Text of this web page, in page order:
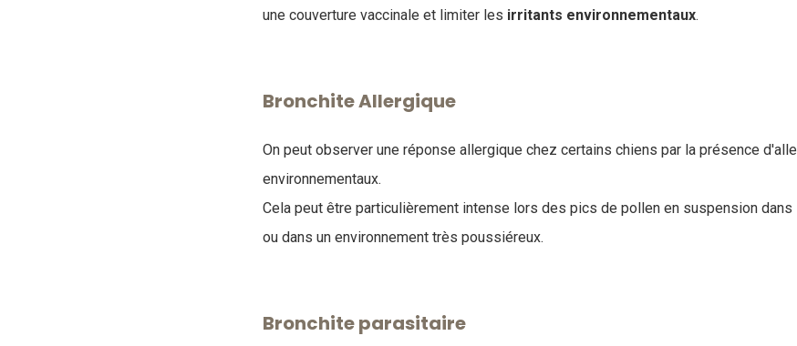
une couverture vaccinale et limiter les irritants environnementaux.
Bronchite Allergique
On peut observer une réponse allergique chez certains chiens par la présence
environnementaux.
Cela peut être particulièrement intense lors des pics de pollen en suspension dans
ou dans un environnement très poussiéreux.
Bronchite parasitaire